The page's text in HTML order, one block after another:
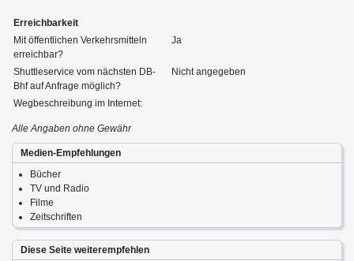
Erreichbarkeit
Mit öffentlichen Verkehrsmitteln
erreichbar?
Ja
Shuttleservice vom nächsten DB-
Bhf auf Anfrage möglich?
Nicht angegeben
Wegbeschreibung im Internet:
Alle Angaben ohne Gewähr
Medien-Empfehlungen
Bücher
TV und Radio
Filme
Zeitschriften
Diese Seite weiterempfehlen